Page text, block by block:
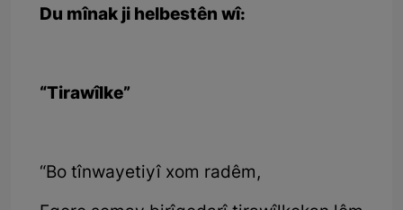
Du mînak ji helbestên wî:
“Tirawîlke”
“Bo tînwayetiyî xom radêm,